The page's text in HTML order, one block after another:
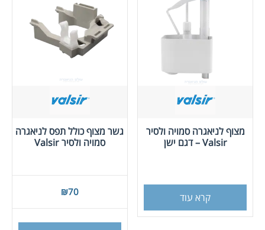
מצוף לניאגרה סמויה ולסיר
Valsir – דגם ישן
קרא עוד
גשר מצוף כולל תפס לניאגרה
סמויה ולסיר Valsir
₪70